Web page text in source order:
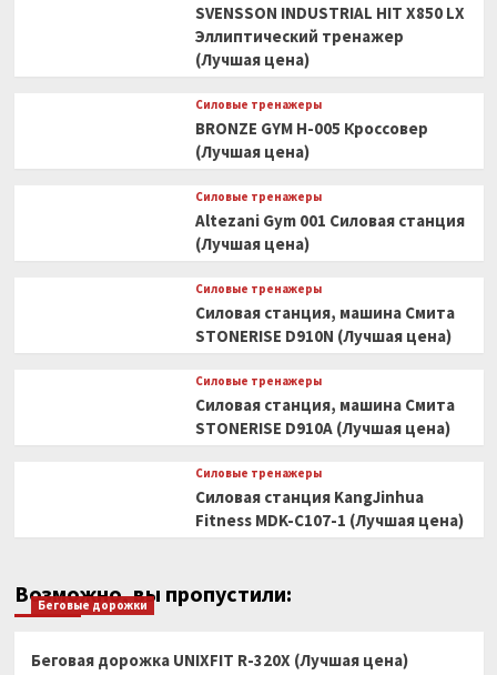
SVENSSON INDUSTRIAL HIT X850 LX
Эллиптический тренажер
(Лучшая цена)
Силовые тренажеры
BRONZE GYM H-005 Кроссовер
(Лучшая цена)
Силовые тренажеры
Altezani Gym 001 Силовая станция
(Лучшая цена)
Силовые тренажеры
Силовая станция, машина Смита
STONERISE D910N (Лучшая цена)
Силовые тренажеры
Силовая станция, машина Смита
STONERISE D910A (Лучшая цена)
Силовые тренажеры
Силовая станция KangJinhua
Fitness MDK-C107-1 (Лучшая цена)
Возможно, вы пропустили:
Беговые дорожки
Беговая дорожка UNIXFIT R-320X (Лучшая цена)